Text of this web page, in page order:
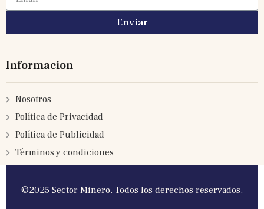
Enviar
Informacion
Nosotros
Política de Privacidad
Política de Publicidad
Términos y condiciones
©2025 Sector Minero. Todos los derechos reservados.